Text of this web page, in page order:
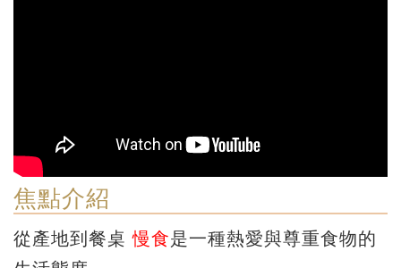
焦點介紹
從產地到餐桌慢食是一種熱愛與尊重食物的